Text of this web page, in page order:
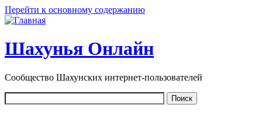
Перейти к основному содержанию
Шахунья Онлайн
Сообщество Шахунских интернет-пользователей